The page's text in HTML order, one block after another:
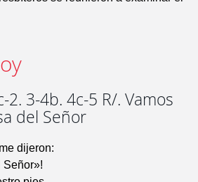
2. 3-4b. 4c-5 R/. Vamos
del Señor
dijeron:
Señor»!